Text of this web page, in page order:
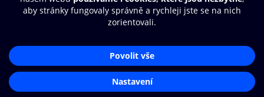
© O2 Czech Republic a.s.
Přístupnost
Zásady zpracování osobních údajůAplikace O2 Knihovna
Čti a poslouchej své e-knihy a
audioknihy rychleji a pohodlněji.